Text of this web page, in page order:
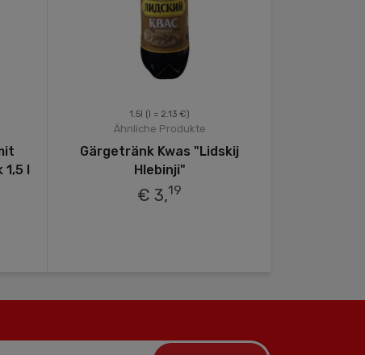
l
1.5l (l = 2.13 €)
Ähnliche Produkte
Gärgetränk Kwas "Lidskij
Hlebinji"
€ 3,19